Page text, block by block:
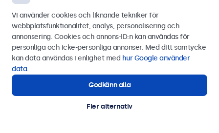
Skicka
Kontakta våra experter.
Vi använder cookies och liknande tekniker för
webbplatsfunktionalitet, analys, personalisering och
annonsering. Cookies och annons-ID:n kan användas för
personliga och icke-personliga annonser. Med ditt samtycke
kan data användas i enlighet med hur Google använder
data.
Godkänn alla
Fler alternativ